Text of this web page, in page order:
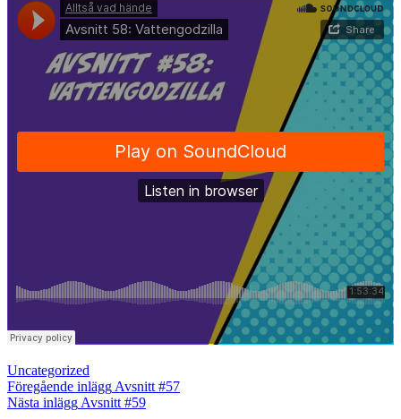
Kategorier
Uncategorized
Inläggsnavigering
Föregående
inlägg
Föregående inlägg Avsnitt #57
Nästa
Nästa inlägg Avsnitt #59